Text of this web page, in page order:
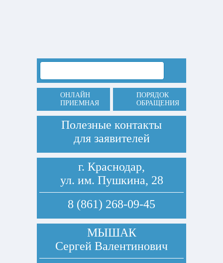
ОНЛАЙН
ПРИЕМНАЯ
ПОРЯДОК
ОБРАЩЕНИЯ
Полезные контакты
для заявителей
г. Краснодар,
ул. им. Пушкина, 28
8 (861) 268-09-45
МЫШАК
Сергей Валентинович